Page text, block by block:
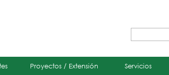
de
Proyectos / Extensión Servicios